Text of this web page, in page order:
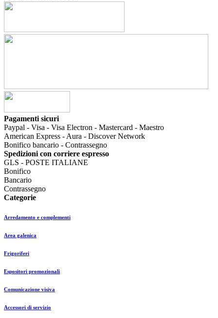
Pagamenti sicuri
Paypal - Visa - Visa Electron - Mastercard - Maestro
American Express - Aura - Discover Network
Bonifico bancario - Contrassegno
Spedizioni con corriere espresso
GLS - POSTE ITALIANE
Bonifico
Bancario
Contrassegno
Categorie
Arredamento e complementi
Area galenica
Frigoriferi
Espositori promozionali
Comunicazione visiva
Accessori di servizio